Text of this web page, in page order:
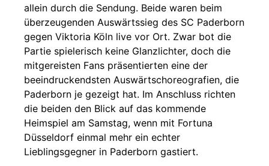
allein durch die Sendung. Beide waren beim
überzeugenden Auswärtssieg des SC Paderborn
gegen Viktoria Köln live vor Ort. Zwar bot die
Partie spielerisch keine Glanzlichter, doch die
mitgereisten Fans präsentierten eine der
beeindruckendsten Auswärtschoreografien, die
Paderborn je gezeigt hat. Im Anschluss richten
die beiden den Blick auf das kommende
Heimspiel am Samstag, wenn mit Fortuna
Düsseldorf einmal mehr ein echter
Lieblingsgegner in Paderborn gastiert.